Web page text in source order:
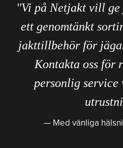
"Vi på Netjakt vill
ett genomtänkt
jakttillbehör för
Kontakta oss för
personlig
Med vänliga